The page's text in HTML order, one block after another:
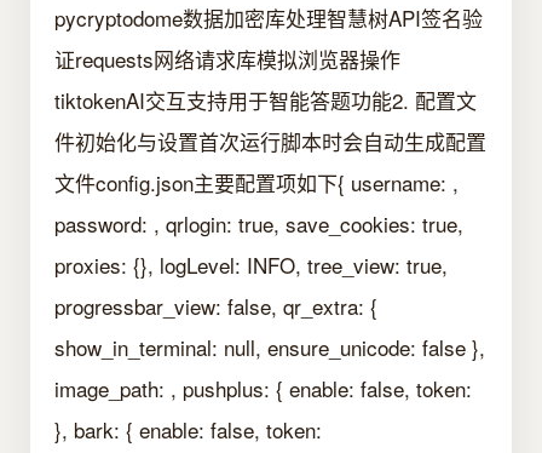
pycryptodome数据加密库处理智慧树API签名验
证requests网络请求库模拟浏览器操作
tiktokenAI交互支持用于智能答题功能2. 配置文
件初始化与设置首次运行脚本时会自动生成配置
文件config.json主要配置项如下{ username: ,
password: , qrlogin: true, save_cookies: true,
proxies: {}, logLevel: INFO, tree_view: true,
progressbar_view: false, qr_extra: {
show_in_terminal: null, ensure_unicode: false },
image_path: , pushplus: { enable: false, token:
}, bark: { enable: false, token: